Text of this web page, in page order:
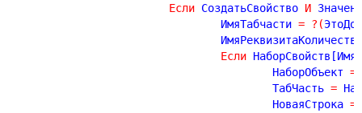
Если СоздатьСвойство И
				ИмяТабчасти
= ? (
Если
					НаборОбъект
=
					ТабЧасть
=
					НоваяСтрока
=